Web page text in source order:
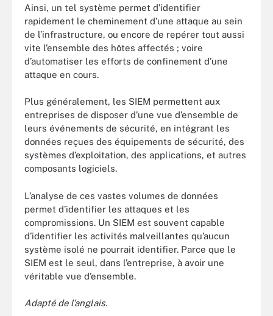
Ainsi, un tel système permet d’identifier
rapidement le cheminement d’une attaque au sein
de l’infrastructure, ou encore de repérer tout aussi
vite l’ensemble des hôtes affectés ; voire
d’automatiser les efforts de confinement d’une
attaque en cours.
Plus généralement, les SIEM permettent aux
entreprises de disposer d’une vue d’ensemble de
leurs événements de sécurité, en intégrant les
données reçues des équipements de sécurité, des
systèmes d’exploitation, des applications, et autres
composants logiciels.
L’analyse de ces vastes volumes de données
permet d’identifier les attaques et les
compromissions. Un SIEM est souvent capable
d’identifier les activités malveillantes qu’aucun
système isolé ne pourrait identifier. Parce que le
SIEM est le seul, dans l’entreprise, à avoir une
véritable vue d’ensemble.
Adapté de l’anglais.